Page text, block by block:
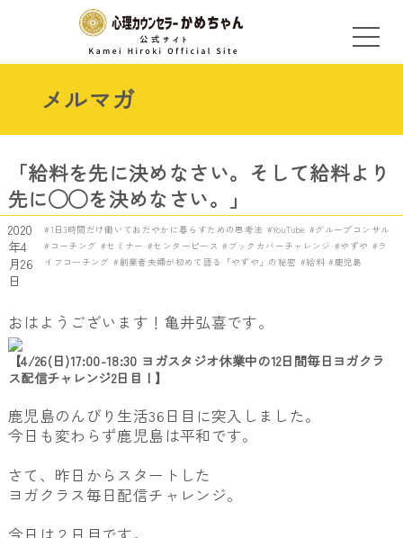
メルマガ
「給料を先に決めなさい。そして給料より
先に◯◯を決めなさい。」
2020
年4
月26
日
1日3時間だけ働いておだやかに暮らすための思考法 YouTube
グループコンサル
コーチング
セミナー センターピース ブックカバーチャレンジ やずや
ラ
イフコーチング
創業者夫婦が初めて語る「やずや」の秘密 給料 鹿児島
おはようございます！亀井弘喜です。
【4/26(日)17:00-18:30 ヨガスタジオ休業中の12日間毎日ヨガクラ
ス配信チャレンジ2日目！】
鹿児島のんびり生活36日目に突入しました。
今日も変わらず鹿児島は平和です。
さて、昨日からスタートした
ヨガクラス毎日配信チャレンジ。